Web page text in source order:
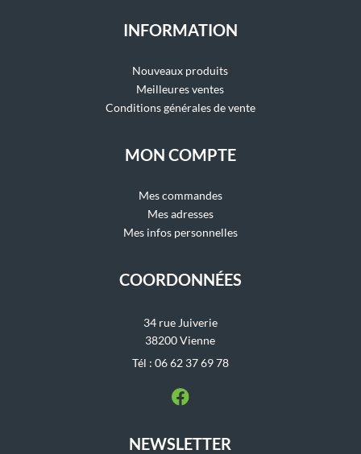
INFORMATION
Nouveaux produits
Meilleures ventes
Conditions générales de vente
MON COMPTE
Mes commandes
Mes adresses
Mes infos personnelles
COORDONNÉES
34 rue Juiverie
38200 Vienne
Tél : 06 62 37 69 78
NEWSLETTER